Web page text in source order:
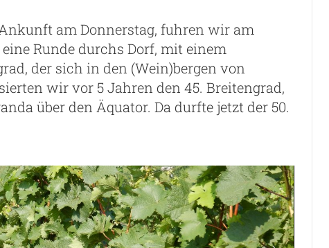
am Donnerstag, fuhren wir am
Runde durchs Dorf, mit einem
der sich in den (Wein)bergen von
wir vor 5 Jahren den 45. Breitengrad,
über den Äquator. Da durfte jetzt der 50.